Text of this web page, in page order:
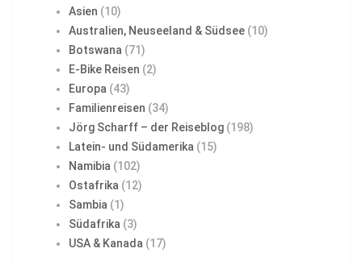
Asien (10)
Australien, Neuseeland & Südsee (10)
Botswana (71)
E-Bike Reisen (2)
Europa (43)
Familienreisen (34)
Jörg Scharff – der Reiseblog (198)
Latein- und Südamerika (15)
Namibia (102)
Ostafrika (12)
Sambia (1)
Südafrika (3)
USA & Kanada (17)